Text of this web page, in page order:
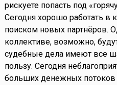
рискуете попасть под
Сегодня хорошо работать в
поиском новых партнёров.
коллективе, возможно,
судебные дела имеют все
пользу. Сегодня
больших денежных